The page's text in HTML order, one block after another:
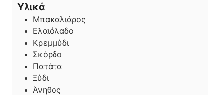
Υλικά
Μπακαλιάρος
Ελαιόλαδο
Κρεμμύδι
Σκόρδο
Πατάτα
Ξύδι
Άνηθος